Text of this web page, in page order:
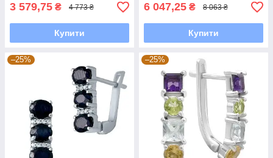
3 579,75 ₴ 4 773 ₴
Купити
6 047,25 ₴ 8 063 ₴
Купити
–25% –25%